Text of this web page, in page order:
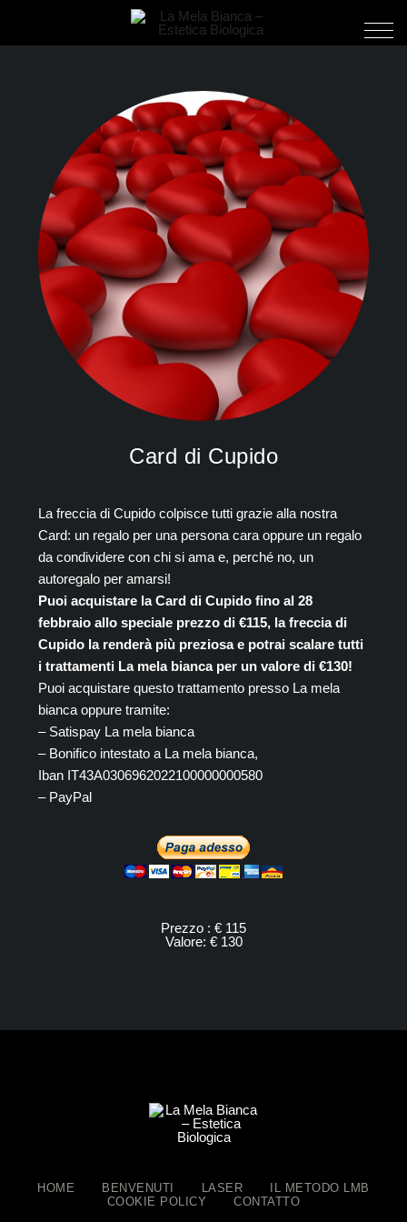
Card di Cupido
La freccia di Cupido colpisce tutti grazie alla nostra
Card: un regalo per una persona cara oppure un regalo
da condividere con chi si ama e, perché no, un
autoregalo per amarsi!
Puoi acquistare la Card di Cupido fino al 28
febbraio allo speciale prezzo di €115, la freccia di
Cupido la renderà più preziosa e potrai scalare tutti
i trattamenti La mela bianca per un valore di €130!
Puoi acquistare questo trattamento presso La mela
bianca oppure tramite:
– Satispay La mela bianca
– Bonifico intestato a La mela bianca,
Iban IT43A0306962022100000000580
– PayPal
Prezzo : € 115
Valore: € 130
HOME BENVENUTI LASER
IL METODO LMB
COOKIE POLICY
CONTATTO